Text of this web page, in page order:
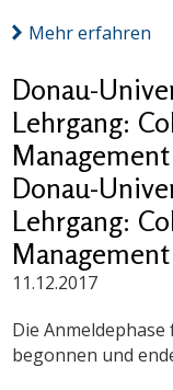
Mehr erfahren
Donau-
Lehrgang:
Management
Donau-
Lehrgang:
Management
11.12.2017
Die
begonnen und